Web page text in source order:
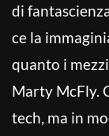
di
ce la
quanto i
Marty McFly.
tech, ma in